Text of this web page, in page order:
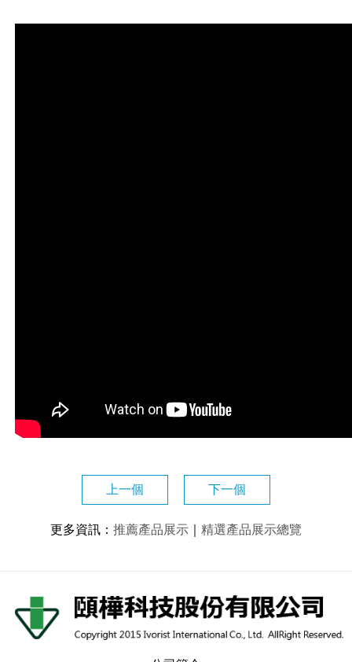
上一個 下一個
更多資訊 ： 推薦產品展示 精選產品展示總覽